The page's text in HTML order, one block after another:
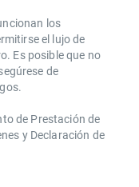
los
el lujo de
Es posible que no
de
de Prestación de
y Declaración de